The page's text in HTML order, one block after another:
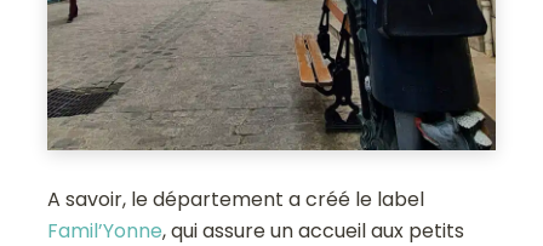
A savoir, le département a créé le label
Famil’Yonne, qui assure un accueil aux petits